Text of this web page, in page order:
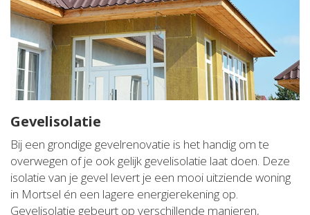
Gevelisolatie
Bij een grondige gevelrenovatie is het handig om te
overwegen of je ook gelijk gevelisolatie laat doen. Deze
isolatie van je gevel levert je een mooi uitziende woning
in Mortsel én een lagere energierekening op.
Gevelisolatie gebeurt op verschillende manieren,